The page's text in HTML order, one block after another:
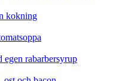
kokning
egen rabarbersyrup